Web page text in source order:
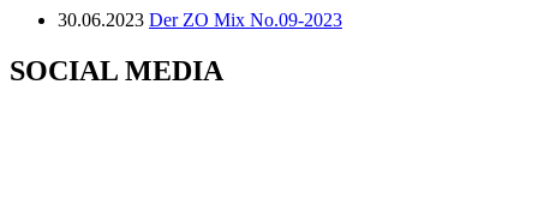
30.06.2023 Der ZO Mix No.09-2023
SOCIAL MEDIA